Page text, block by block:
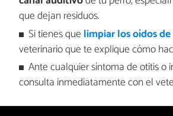
que dejan residuos.
Si tienes que limpiar los oídos
veterinario que te explique cómo
Ante cualquier síntoma de otitis o
consulta inmediatamente con el